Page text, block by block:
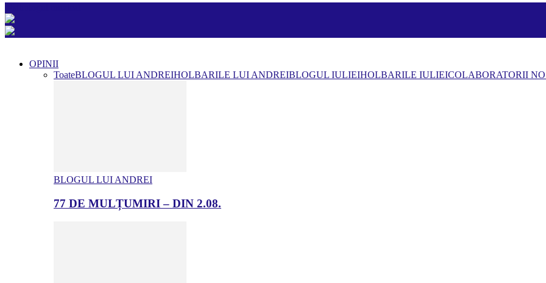
OPINII
ToateBLOGUL LUI ANDREIHOLBARILE LUI ANDREIBLOGUL IULIEIHOLBARILE IULIEICOLABORATORII
BLOGUL LUI ANDREI
77 DE MULȚUMIRI – DIN 2.08.